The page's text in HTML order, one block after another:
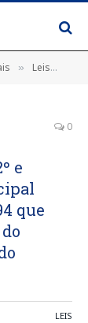
» Leis
e
que
0
LEIS